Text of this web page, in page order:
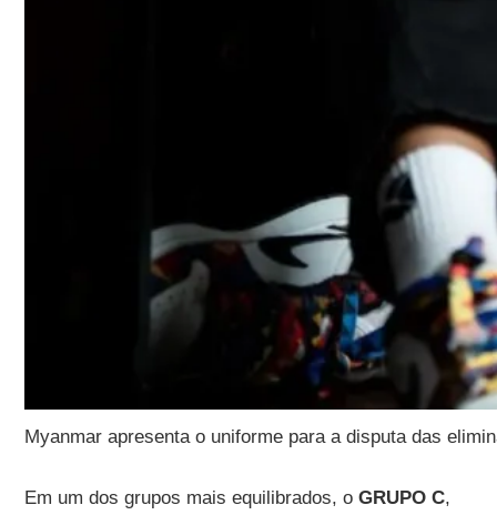
Myanmar apresenta o uniforme para a disputa das
Em um dos grupos mais equilibrados, oGRUPO C,